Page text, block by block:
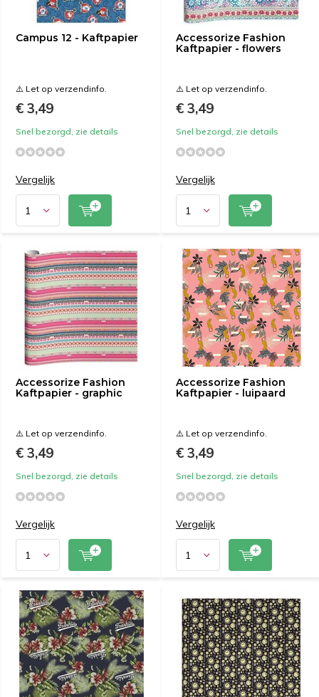
Campus 12 - Kaftpapier
⚠️ Let op verzendinfo.
€ 3,49
Snel bezorgd, zie details
Vergelijk
Accessorize Fashion
Kaftpapier - flowers
⚠️ Let op verzendinfo.
€ 3,49
Snel bezorgd, zie details
Vergelijk
Accessorize Fashion
Kaftpapier - graphic
⚠️ Let op verzendinfo.
€ 3,49
Snel bezorgd, zie details
Vergelijk
Accessorize Fashion
Kaftpapier - luipaard
⚠️ Let op verzendinfo.
€ 3,49
Snel bezorgd, zie details
Vergelijk